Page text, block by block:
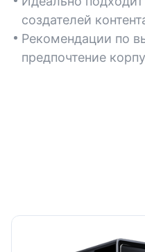
оптимизированной
кабелями для
нагрузки при
создателей
которым требуется
оборудования или
Рекомендации по
предпочтение